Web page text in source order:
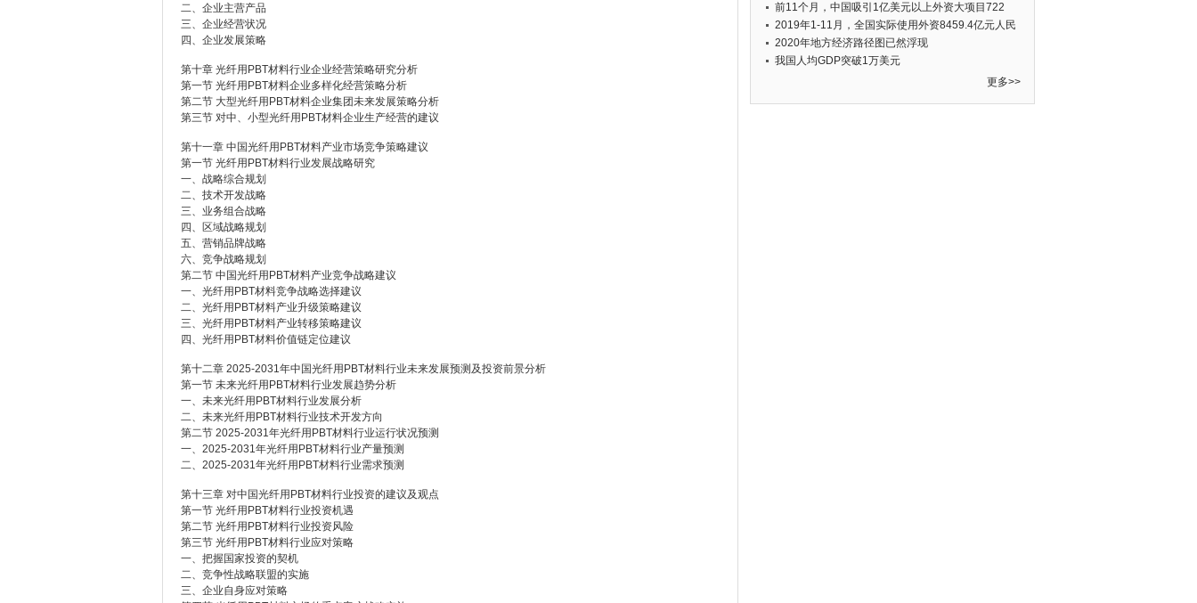
二、企业主营产品
三、企业经营状况
四、企业发展策略
第十章 光纤用PBT材料行业企业经营策略研究分析
第一节 光纤用PBT材料企业多样化经营策略分析
第二节 大型光纤用PBT材料企业集团未来发展策略分析
第三节 对中、小型光纤用PBT材料企业生产经营的建议
第十一章 中国光纤用PBT材料产业市场竞争策略建议
第一节 光纤用PBT材料行业发展战略研究
一、战略综合规划
二、技术开发战略
三、业务组合战略
四、区域战略规划
五、营销品牌战略
六、竞争战略规划
第二节 中国光纤用PBT材料产业竞争战略建议
一、光纤用PBT材料竞争战略选择建议
二、光纤用PBT材料产业升级策略建议
三、光纤用PBT材料产业转移策略建议
四、光纤用PBT材料价值链定位建议
第十二章 2025-2031年中国光纤用PBT材料行业未来发展预测及投资前景分析
第一节 未来光纤用PBT材料行业发展趋势分析
一、未来光纤用PBT材料行业发展分析
二、未来光纤用PBT材料行业技术开发方向
第二节 2025-2031年光纤用PBT材料行业运行状况预测
一、2025-2031年光纤用PBT材料行业产量预测
二、2025-2031年光纤用PBT材料行业需求预测
第十三章 对中国光纤用PBT材料行业投资的建议及观点
第一节 光纤用PBT材料行业投资机遇
第二节 光纤用PBT材料行业投资风险
第三节 光纤用PBT材料行业应对策略
一、把握国家投资的契机
二、竞争性战略联盟的实施
三、企业自身应对策略
以上的经济体中增速最快
前11个月，中国吸引1亿美元以上外资大项目722
个，增长15.5%
2019年1-11月，全国实际使用外资8459.4亿元人民
币，同比增长6.0%
2020年地方经济路径图已然浮现
我国人均GDP突破1万美元
更多>>